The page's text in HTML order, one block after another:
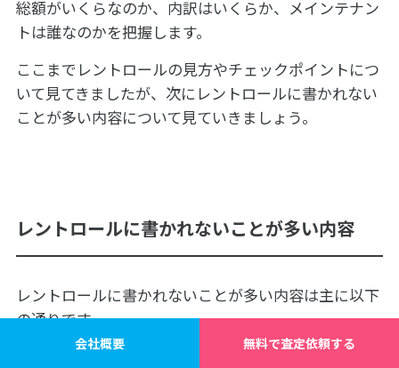
総額がいくらなのか、内訳はいくらか、メインテナン
トは誰なのかを把握します。
ここまでレントロールの見方やチェックポイントにつ
いて見てきましたが、次にレントロールに書かれない
ことが多い内容について見ていきましょう。
レントロールに書かれないことが多い内容
レントロールに書かれないことが多い内容は主に以下
の通りです。
会社概要 無料で査定依頼する